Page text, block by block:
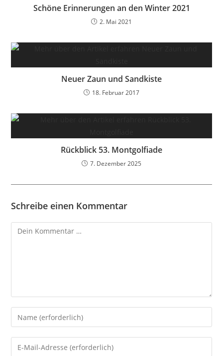
Schöne Erinnerungen an den Winter 2021
2. Mai 2021
Neuer Zaun und Sandkiste
18. Februar 2017
Rückblick 53. Montgolfiade
7. Dezember 2025
Schreibe einen Kommentar
Kommentar
Gib
deinen
Namen
oder
Gib